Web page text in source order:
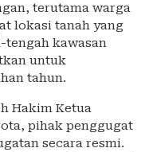
terutama warga
lokasi tanah yang
tengah kawasan
untuk
tahun.
Hakim Ketua
pihak penggugat
secara resmi.